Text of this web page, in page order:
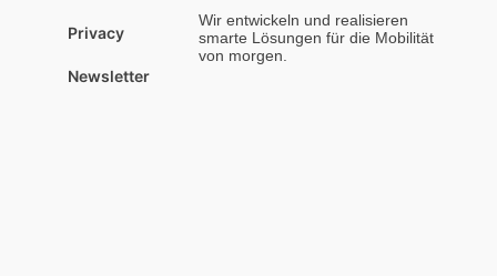
Privacy
Newsletter
Wir entwickeln und realisieren
smarte Lösungen für die Mobilität
von morgen.